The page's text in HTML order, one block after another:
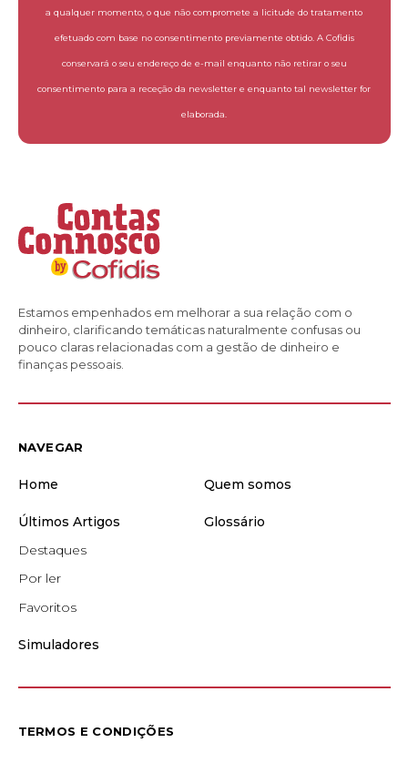
a qualquer momento, o que não compromete a licitude do tratamento
efetuado com base no consentimento previamente obtido. A Cofidis
conservará o seu endereço de e-mail enquanto não retirar o seu
consentimento para a receção da newsletter e enquanto tal newsletter for
elaborada.
Estamos empenhados em melhorar a sua relação com o
dinheiro, clarificando temáticas naturalmente confusas ou
pouco claras relacionadas com a gestão de dinheiro e
finanças pessoais.
NAVEGAR
Home Quem somos
Últimos Artigos
Destaques
Por ler
Favoritos
Glossário
Simuladores
TERMOS E CONDIÇÕES